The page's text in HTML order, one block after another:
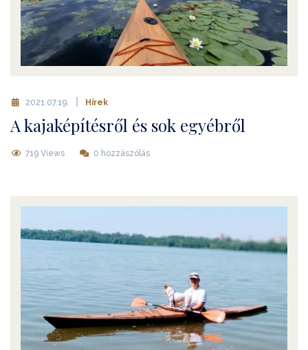
2021.07.19. Hírek
A kajaképítésről és sok egyébről
719 Views 0 hozzászólás